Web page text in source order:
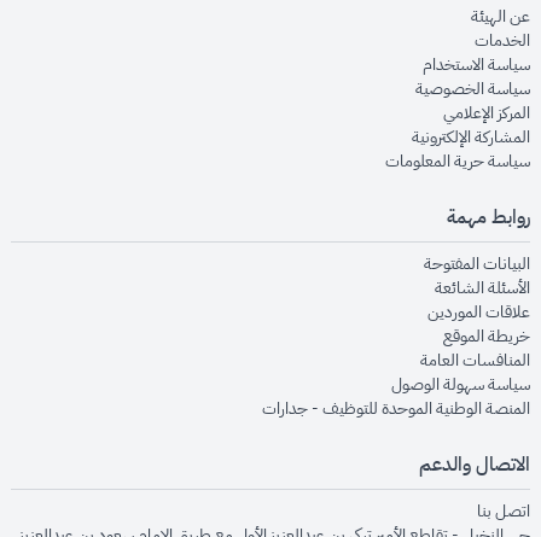
عن الهيئةopens in new window
الخدماتopens in new window
سياسة الاستخدام
سياسة الخصوصيةopens in new window
المركز الإعلاميopens in new window
المشاركة الإلكترونيةopens in new window
سياسة حرية المعلوماتopens in new window
روابط مهمة
البيانات المفتوحةopens in new window
الأسئلة الشائعةopens in new window
علاقات الموردينopens in new window
خريطة الموقعopens in new window
المنافسات العامةopens in new window
سياسة سهولة الوصولopens in new window
المنصة الوطنية الموحدة للتوظيف - جداراتopens in new window
الاتصال والدعم
اتصل بنا